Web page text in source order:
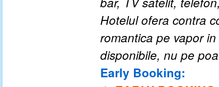
Hotelul ofera contra
romantica pe vapor
disponibile, nu pe
Early Booking: